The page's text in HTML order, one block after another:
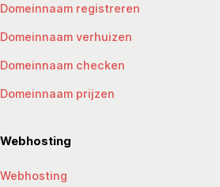
Domeinnaam registreren
Domeinnaam verhuizen
Domeinnaam checken
Domeinnaam prijzen
Webhosting
Webhosting